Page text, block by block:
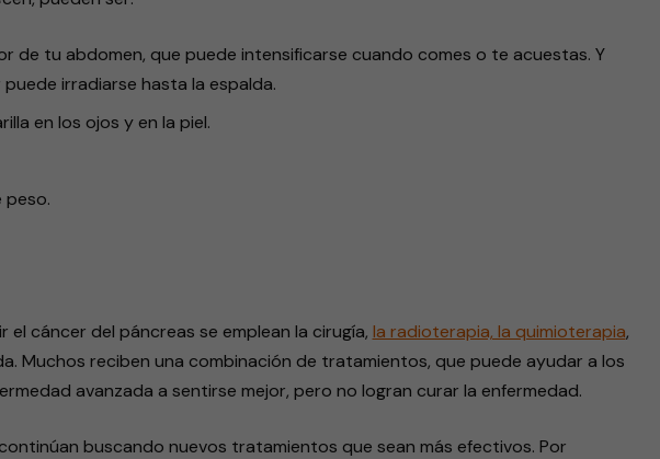
de tu abdomen, que puede intensificarse cuando comes o te acuestas. Y
irradiarse hasta la espalda.
en los ojos y en la piel.
peso.
cáncer del páncreas se emplean la cirugía, la radioterapia, la quimioterapia,
Muchos reciben una combinación de tratamientos, que puede ayudar a los
avanzada a sentirse mejor, pero no logran curar la enfermedad.
buscando nuevos tratamientos que sean más efectivos. Por